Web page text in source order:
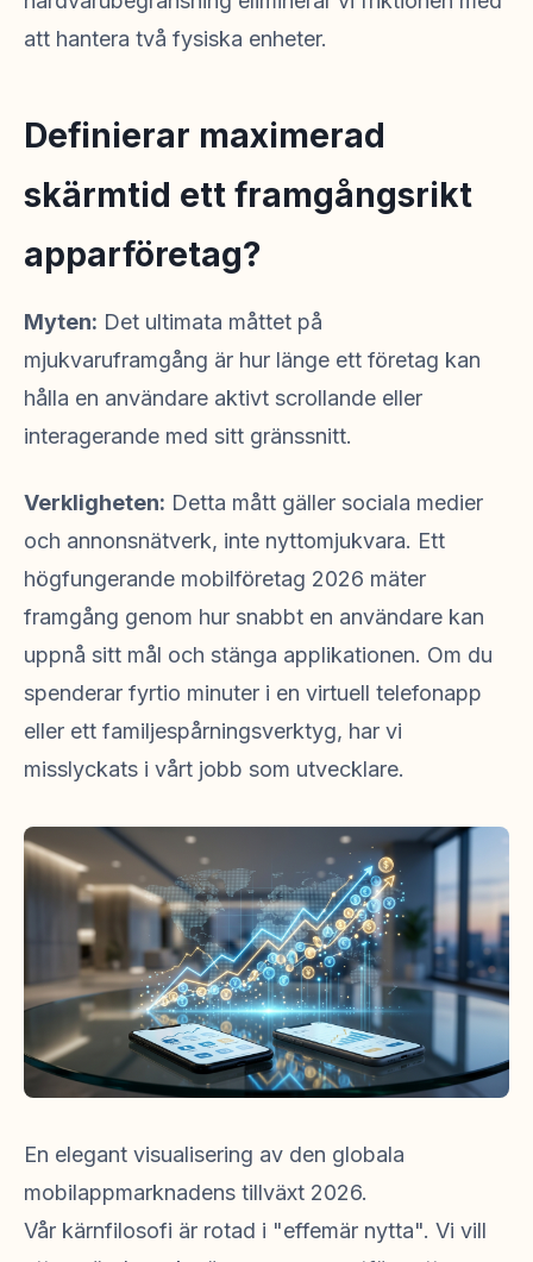
att hantera två fysiska enheter.
Definierar maximerad
skärmtid ett framgångsrikt
apparföretag?
Myten: Det ultimata måttet på
mjukvaruframgång är hur länge ett företag kan
hålla en användare aktivt scrollande eller
interagerande med sitt gränssnitt.
Verkligheten: Detta mått gäller sociala medier
och annonsnätverk, inte nyttomjukvara. Ett
högfungerande mobilföretag 2026 mäter
framgång genom hur snabbt en användare kan
uppnå sitt mål och stänga applikationen. Om du
spenderar fyrtio minuter i en virtuell telefonapp
eller ett familjespårningsverktyg, har vi
misslyckats i vårt jobb som utvecklare.
En elegant visualisering av den globala
mobilappmarknadens tillväxt 2026.
Vår kärnfilosofi är rotad i "effemär nytta". Vi vill